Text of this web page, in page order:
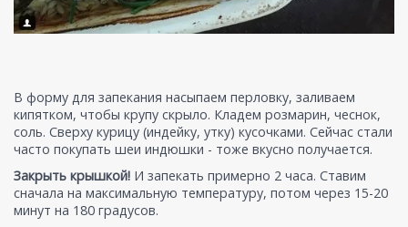
В форму для запекания насыпаем перловку, заливаем
кипятком, чтобы крупу скрыло. Кладем розмарин, чеснок,
соль. Сверху курицу (индейку, утку) кусочками. Сейчас стали
часто покупать шеи индюшки - тоже вкусно получается.
Закрыть крышкой! И запекать примерно 2 часа. Ставим
сначала на максимальную температуру, потом через 15-20
минут на 180 градусов.